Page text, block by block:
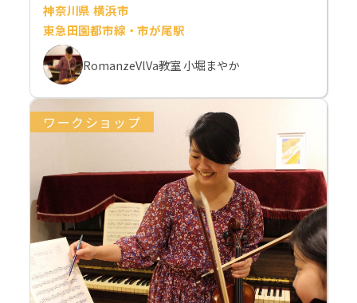
神奈川県 横浜市
東急田園都市線・市が尾駅
RomanzeVlVa教室 小堀まやか
ワークショップ